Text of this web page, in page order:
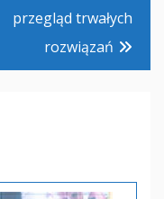
przegląd trwałych
rozwiązań